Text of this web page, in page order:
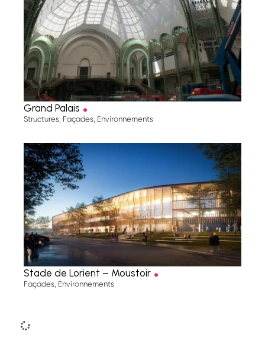
Grand Palais .
Structures Façades Environnements
Stade de Lorient – Moustoir .
Façades Environnements